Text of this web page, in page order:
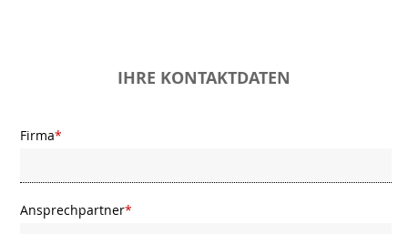
IHRE KONTAKTDATEN
Firma*
Ansprechpartner*